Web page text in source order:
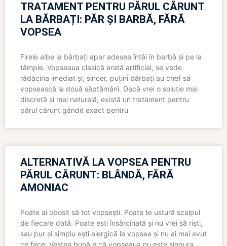
TRATAMENT PENTRU PĂRUL CĂRUNT
LA BĂRBAȚI: PĂR ȘI BARBĂ, FĂRĂ
VOPSEA
Firele albe la bărbați apar adesea întâi în barbă și pe la
tâmple. Vopseaua clasică arată artificial, se vede
rădăcina imediat și, sincer, puțini bărbați au chef să
vopsească la două săptămâni. Dacă vrei o soluție mai
discretă și mai naturală, există un tratament pentru
părul cărunt gândit exact pentru
ALTERNATIVĂ LA VOPSEA PENTRU
PĂRUL CĂRUNT: BLÂNDĂ, FĂRĂ
AMONIAC
Poate ai obosit să tot vopsești. Poate te ustură scalpul
de fiecare dată. Poate ești însărcinată și nu vrei să riști,
sau pur și simplu ești alergică la vopsea și nu ai mai avut